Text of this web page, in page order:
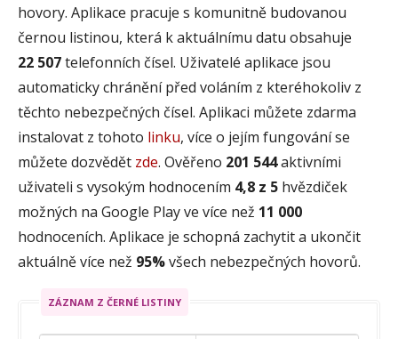
hovory. Aplikace pracuje s komunitně budovanou
černou listinou, která k aktuálnímu datu obsahuje
22 507telefonních čísel. Uživatelé aplikace jsou
automaticky chránění před voláním z kteréhokoliv z
těchto nebezpečných čísel. Aplikaci můžete zdarma
instalovat z tohoto linku, více o jejím fungování se
můžete dozvědět zde. Ověřeno 201 544aktivními
uživateli s vysokým hodnocením 4,8 z 5 hvězdiček
možných na Google Play ve více než 11 000
hodnoceních. Aplikace je schopná zachytit a ukončit
aktuálně více než 95%všech nebezpečných hovorů.
ZÁZNAM Z ČERNÉ LISTINY